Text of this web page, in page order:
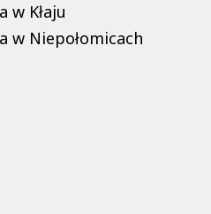
w Kłaju
w Niepołomicach